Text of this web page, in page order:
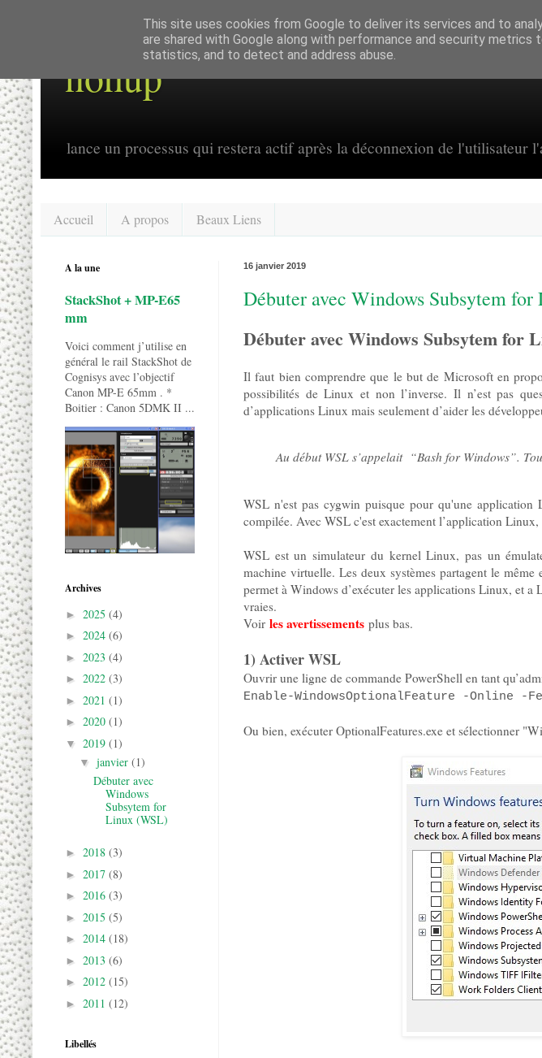
nohup
lance un processus qui restera actif après la déconnexion de l'utilisateur
Accueil A propos Beaux Liens
16 janvier 2019
Débuter avec Windows Subsytem
Débuter avec Windows Subsytem for
Il faut bien comprendre que le but de Microsoft en
possibilités de Linux et non l’inverse. Il n’est pas
d’applications Linux mais seulement d’aider les
Au début WSL s’appelait “Bash for Windows”.
WSL n'est pas cygwin puisque pour qu'une
compilée. Avec WSL c'est exactement l’application
WSL est un simulateur du kernel Linux, pas un
machine virtuelle. Les deux systèmes partagent le même
permet à Windows d’exécuter les applications Linux, et
vraies.
Voir les avertissements plus bas.
1) Activer WSL
Ouvrir une ligne de commande PowerShell en tant
Enable-WindowsOptionalFeature -Online -
Ou bien, exécuter OptionalFeatures.exe et sélectionner
A la une
StackShot + MP-E65
mm
Voici comment j’utilise en
général le rail StackShot de
Cognisys avec l’objectif
Canon MP-E 65mm . *
Boitier : Canon 5DMK II ...
Archives
► 2025 (4)
► 2024 (6)
► 2023 (4)
► 2022 (3)
► 2021 (1)
► 2020 (1)
▼ 2019 (1)
▼ janvier (1)
Débuter avec
Windows
Subsytem for
Linux (WSL)
► 2018 (3)
► 2017 (8)
► 2016 (3)
► 2015 (5)
► 2014 (18)
► 2013 (6)
► 2012 (15)
► 2011 (12)
Libellés
This site uses cookies from Google to deliver its services and to
are shared with Google along with performance and security metrics
statistics, and to detect and address abuse.